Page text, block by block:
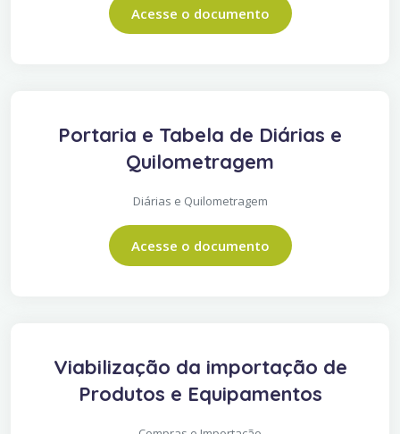
Acesse o documento
Portaria e Tabela de Diárias e
Quilometragem
Diárias e Quilometragem
Acesse o documento
Viabilização da importação de
Produtos e Equipamentos